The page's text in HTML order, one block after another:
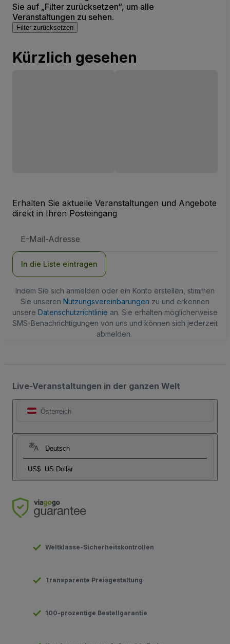
Sie auf „Filter zurücksetzen“, um alle
Veranstaltungen zu sehen.
Filter zurücksetzen
Kürzlich gesehen
Erhalten Sie aktuelle Veranstaltungen und Angebote
direkt in Ihren Posteingang
Mail-
In die Liste eintragen
Indem Sie sich anmelden oder ein Konto erstellen, stimmen
Sie unseren Nutzungsvereinbarungen zu und erkennen
unsere Datenschutzrichtlinie an. Sie erhalten möglicherweise
SMS-Benachrichtigungen von uns und können sich jederzeit
abmelden.
Live-Veranstaltungen in der ganzen Welt
Österreich
Deutsch
US$ US Dollar
Weltklasse-Sicherheitskontrollen
Transparente Preisgestaltung
100-prozentige Bestellgarantie